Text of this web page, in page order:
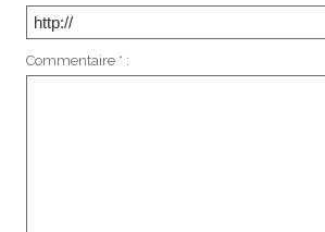
Commentaire * :